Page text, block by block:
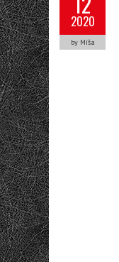
2020
by Míša